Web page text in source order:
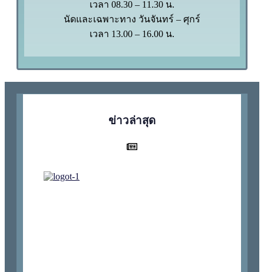
เวลา 08.30 – 11.30 น.
นัดและเฉพาะทาง วันจันทร์ – ศุกร์
เวลา 13.00 – 16.00 น.
ข่าวล่าสุด